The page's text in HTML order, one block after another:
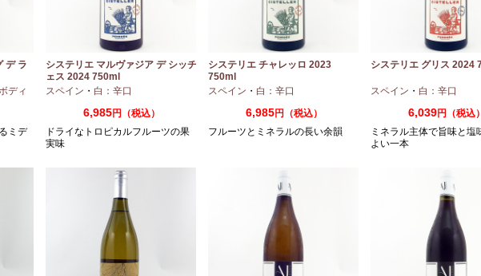
デ ラ
ディ
ミデ
システリエ マルヴァジア デ シッチ
ェス 2024 750ml
スペイン ・ 白：辛口
6,985円（税込）
ドライなトロピカルフルーツの果
実味
システリエ チャレッロ 2023
750ml
スペイン ・ 白：辛口
6,985円（税込）
フルーツとミネラルの長い余韻
システリエ グリス 2024
スペイン ・ 白：辛口
6,039円（税込）
ミネラル主体で旨味と塩
よい一本